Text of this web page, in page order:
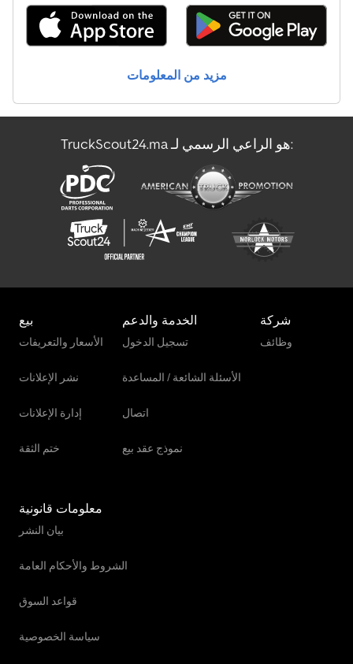
مزيد من المعلومات
TruckScout24.ma هو الراعي الرسمي لـ:
بيع
الأسعار والتعريفات
نشر الإعلانات
إدارة الإعلانات
ختم الثقة
الخدمة والدعم
تسجيل الدخول
الأسئلة الشائعة / المساعدة
اتصال
نموذج عقد بيع
شركة
وظائف
معلومات قانونية
بيان النشر
الشروط والأحكام العامة
قواعد السوق
سياسة الخصوصية